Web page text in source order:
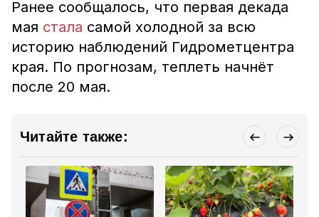
Ранее сообщалось, что первая декада
мая стала самой холодной за всю
историю наблюдений Гидрометцентра
края. По прогнозам, теплеть начнёт
после 20 мая.
Читайте также: